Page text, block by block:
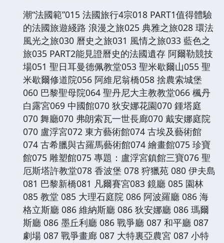
潮“法國範”015 法國旅行4宗018 PART1值得體驗
的法國旅遊綫路 浪漫之旅025 典雅之旅028 環法
風光之旅030 曆史之旅031 風情之旅033 藍色之
旅035 PART2能見證曆史的法國遺存 阿爾勒競技
場051 聖日耳曼德佩教堂053 聖米歇爾山055 聖
米歇爾修道院056 阿維尼翁橋058 捨農索城堡
060 巴黎聖母院064 聖丹尼大主教教堂066 楓丹
白露宮069 中國館070 狄安娜花園070 鍾塔庭
070 舞廳070 弗朗索瓦一世長廊070 戴安娜庭院
070 盧浮宮072 東方藝術館074 古埃及藝術館
074 古希臘與古羅馬藝術館074 繪畫館075 珍寶
館075 雕塑館075 專題：盧浮宮鎮館三寶076 聖
厄斯塔許教堂078 香波堡 078 狩獵苑 080 伊夫島
081 巴黎新橋081 凡爾賽宮083 鏡廳 085 園林
085 教堂 085 大理石庭院 086 阿波羅廳 086 海
格立斯廳 086 維納斯廳 086 狄安娜廳 086 瑪爾
斯廳 086 墨丘利廳 086 戰爭廳 087 和平廳 087
劇場 087 戰爭畫廊 087 大特裏亞農宮 087 小特